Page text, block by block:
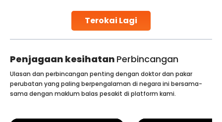
Terokai Lagi
collected, they process the
Penjagaan kesihatan Perbincangan
Ulasan dan perbincangan penting dengan doktor dan pakar
perubatan yang paling berpengalaman di negara ini bersama-
sama dengan maklum balas pesakit di platform kami.